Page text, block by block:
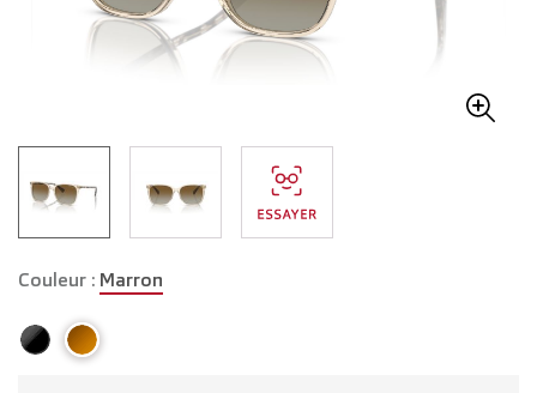
Couleur : Marron